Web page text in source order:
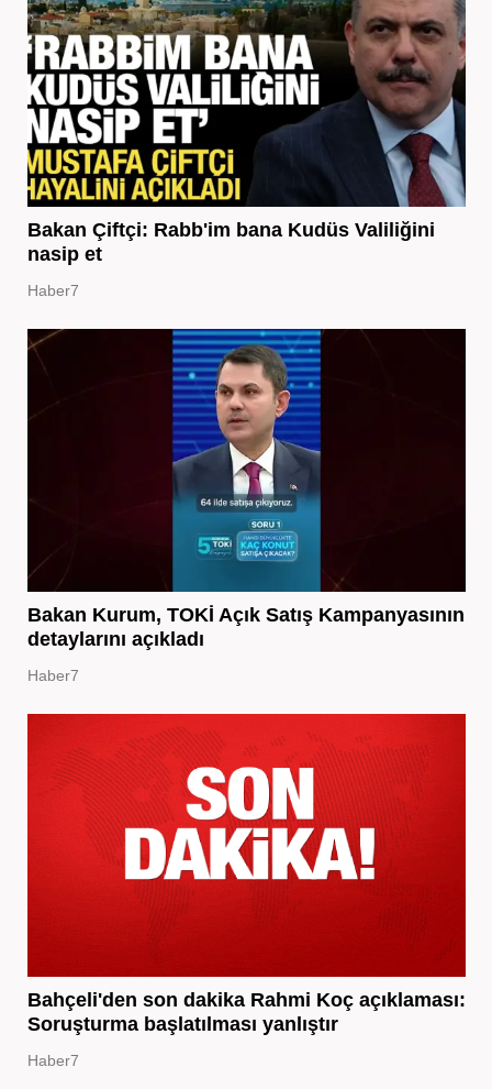
Bakan Çiftçi: Rabb'im bana Kudüs Valiliğini
nasip et
Haber7
Bakan Kurum, TOKİ Açık Satış Kampanyasının
detaylarını açıkladı
Haber7
Bahçeli'den son dakika Rahmi Koç açıklaması:
Soruşturma başlatılması yanlıştır
Haber7